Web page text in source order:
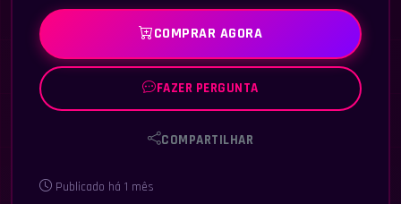
COMPRAR AGORA
FAZER PERGUNTA
COMPARTILHAR
Publicado há 1 mês